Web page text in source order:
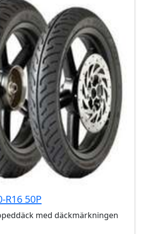
R16 50P
med däckmärkningen